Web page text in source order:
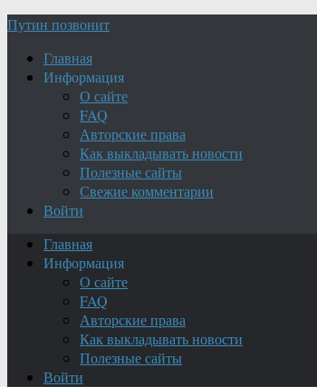
Путин позвонит
Главная
Информация
О сайте
FAQ
Авторские права
Как выкладывать новости
Полезные сайты
Свежие комментарии
Войти
Главная
Информация
О сайте
FAQ
Авторские права
Как выкладывать новости
Полезные сайты
Войти